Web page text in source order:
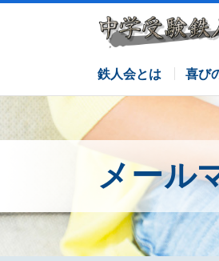
鉄人会とは 喜び
サピックスコー
栄光ゼミナール
メール